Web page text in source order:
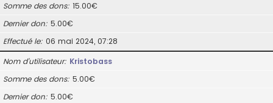
Somme des dons 15.00€
Dernier don 5.00€
Effectué le 06 mai 2024, 07:28
Nom d’utilisateur Kristobass
Somme des dons 5.00€
Dernier don 5.00€